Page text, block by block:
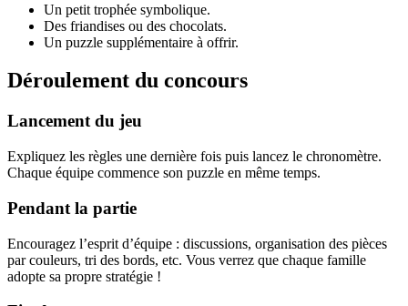
Un petit trophée symbolique.
Des friandises ou des chocolats.
Un puzzle supplémentaire à offrir.
Déroulement du concours
Lancement du jeu
Expliquez les règles une dernière fois puis lancez le chronomètre.
Chaque équipe commence son puzzle en même temps.
Pendant la partie
Encouragez l’esprit d’équipe : discussions, organisation des pièces
par couleurs, tri des bords, etc. Vous verrez que chaque famille
adopte sa propre stratégie !